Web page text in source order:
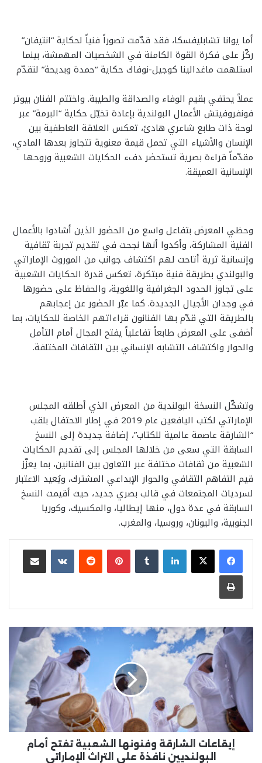
أما يوانا تشابليفسكا، فقد قدّمت تصوراً فنياً لحكاية “انتيفان”
ركّز على فكرة القوة الكامنة في الشخصيات المهمشة، بينما
استلهمت ماغدالينا كوجيل-نوفاك حكاية “حمدة وبديحة” لتقدّم
عملاً يحتفي بقيم الوفاء والصداقة والطيبة. واختتم الفنان بيوتر
فونفروفيتش الأعمال البولندية بإعادة تخيّل حكاية “البرمة” عبر
لوحة ذات طابع شاعري هادئ، تعكس العلاقة العاطفية بين
الإنسان والأشياء التي تحمل قيمة معنوية تتجاوز بعدها المادي،
مقدّماً قراءة بصرية تستحضر دفء الحكايات الشعبية وروحها
الإنسانية العميقة.
وحظي المعرض بتفاعل واسع من الحضور الذين أشادوا بالأعمال
الفنية المشاركة، وأكدوا أنها نجحت في تقديم تجربة ثقافية
وإنسانية ثرية أتاحت لهم اكتشاف جوانب من الموروث الإماراتي
والبولندي بطريقة فنية مبتكرة، تعكس قدرة الحكايات الشعبية
على تجاوز الحدود الجغرافية واللغوية، والحفاظ على حضورها
في وجدان الأجيال الجديدة. كما عبّر الحضور عن إعجابهم
بالطريقة التي قدّم بها الفنانون قراءاتهم الخاصة للحكايات، بما
أضفى على المعرض طابعاً تفاعلياً يفتح المجال أمام التأمل
والحوار واكتشاف التشابه الإنساني بين الثقافات المختلفة.
وتشكّل النسخة البولندية من المعرض الذي أطلقه المجلس
الإماراتي لكتب اليافعين عام 2019 في إطار الاحتفال بلقب
“الشارقة عاصمة عالمية للكتاب”، إضافة جديدة إلى النسخ
السابقة التي سعى من خلالها المجلس إلى تقديم الحكايات
الشعبية من ثقافات مختلفة عبر التعاون بين الفنانين، بما يعزّز
قيم التفاهم الثقافي والحوار الإبداعي المشترك، ويُعيد الاعتبار
لسرديات المجتمعات في قالب بصري جديد، حيث أقيمت النسخ
السابقة في عدة دول، منها إيطاليا، والمكسيك، وكوريا
الجنوبية، واليونان، وروسيا، والمغرب.
لينكدإن بينتيريست
مشاركة عبر البريد
طباعة
إيقاعات
الشارقة
وفنونها
الشعبية
تفتح
البولنديين
نافذة
على
الإماراتي
إيقاعات الشارقة وفنونها الشعبية تفتح أمام
البولنديين نافذة على التراث الإماراتي